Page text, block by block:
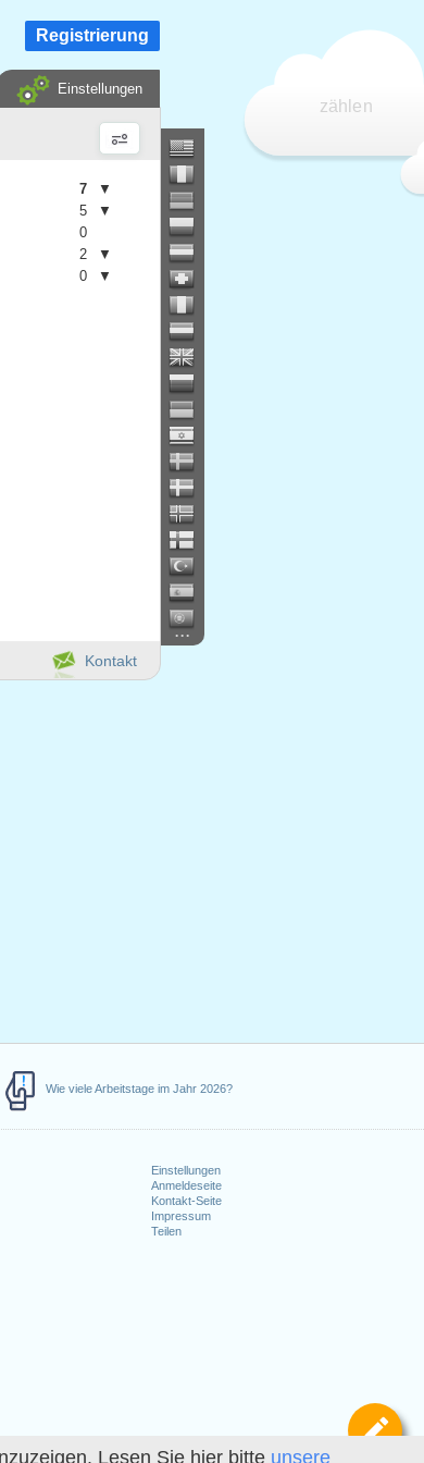
Lesen Sie hier bitte unsere
Wie viele Arbeitstage im Jahr 2026?
Einstellungen
Anmeldeseite
Kontakt-Seite
Impressum
Teilen
zählen
Registrierung
Einstellungen
...
Kontakt
7
▼
5
▼
0
2
▼
0 ▼